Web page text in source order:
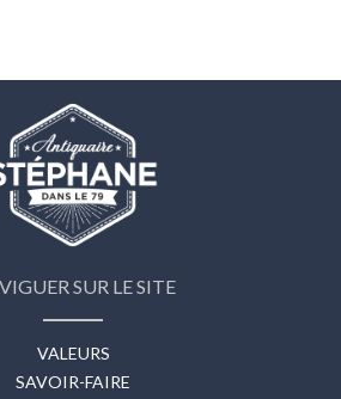
SUR LE SITE
VALEURS
SAVOIR-FAIRE